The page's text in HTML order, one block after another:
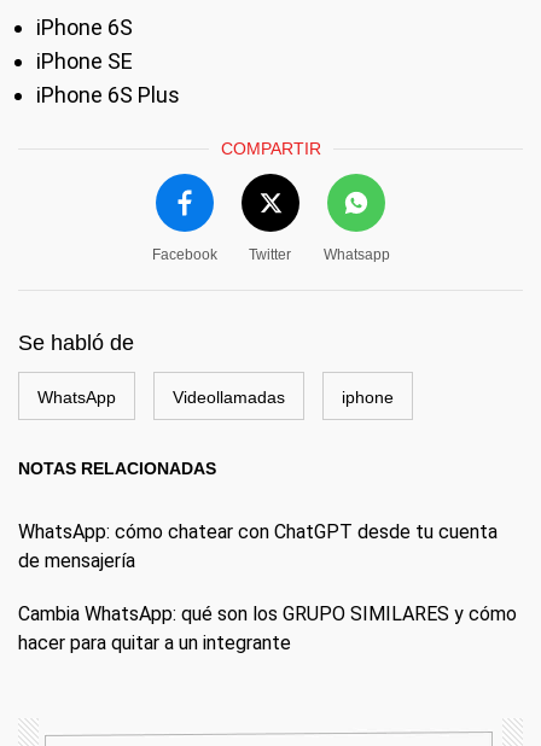
iPhone 6S
iPhone SE
iPhone 6S Plus
COMPARTIR
Facebook Twitter Whatsapp
Se habló de
WhatsApp Videollamadas iphone
NOTAS RELACIONADAS
WhatsApp: cómo chatear con ChatGPT desde tu cuenta
de mensajería
Cambia WhatsApp: qué son los GRUPO SIMILARES y cómo
hacer para quitar a un integrante